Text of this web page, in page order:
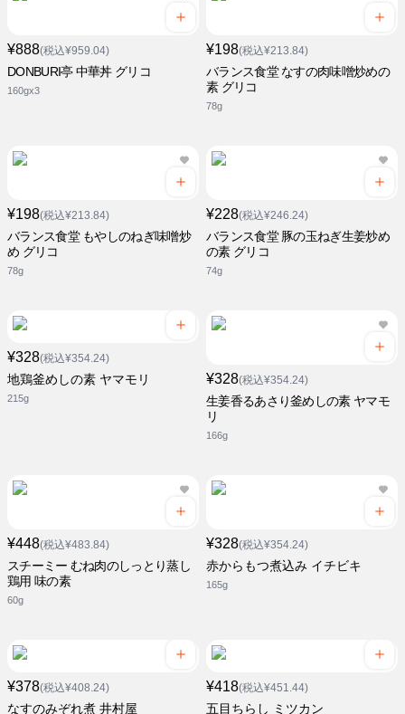
¥888(税込¥959.04)
DONBURI亭 中華丼 グリコ
160gx3
¥198(税込¥213.84)
バランス食堂 なすの肉味噌炒めの
素 グリコ
78g
¥198(税込¥213.84)
バランス食堂 もやしのねぎ味噌炒
め グリコ
78g
¥228(税込¥246.24)
バランス食堂 豚の玉ねぎ生姜炒め
の素 グリコ
74g
¥328(税込¥354.24)
地鶏釜めしの素 ヤマモリ
215g
¥328(税込¥354.24)
生姜香るあさり釜めしの素 ヤマモ
リ
166g
¥448(税込¥483.84)
スチーミー むね肉のしっとり蒸し
鶏用 味の素
60g
¥328(税込¥354.24)
赤からもつ煮込み イチビキ
165g
¥378(税込¥408.24)
なすのみぞれ煮 井村屋
¥418(税込¥451.44)
五目ちらし ミツカン